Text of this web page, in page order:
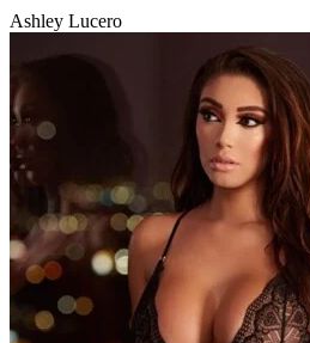
Ashley Lucero